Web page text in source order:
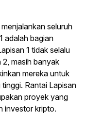
seluruh
adalah bagian
1 tidak selalu
2, masih banyak
mereka untuk
Rantai Lapisan
proyek yang
investor kripto.